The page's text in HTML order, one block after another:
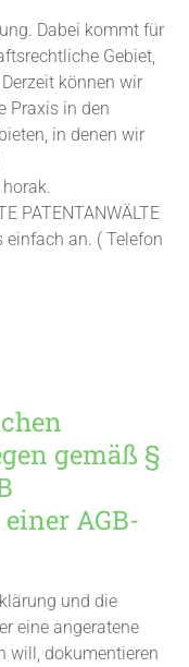
Dabei kommt für
Gebiet,
können wir
Praxis in den
in denen wir
PATENTANWÄLTE
einfach an. ( Telefon
gemäß §
AGB-
und die
eine angeratene
will, dokumentieren